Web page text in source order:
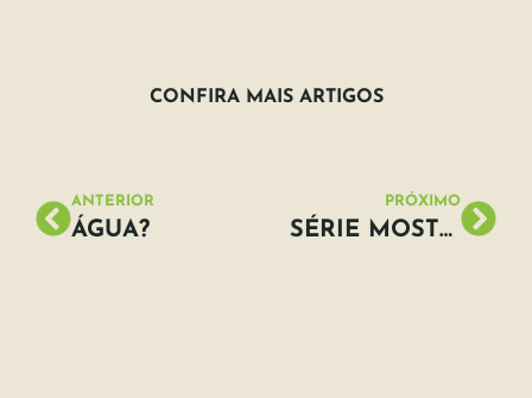
CONFIRA MAIS ARTIGOS
ANTERIOR
ÁGUA?
PRÓXIMO
SÉRIE MOSTRA O “ANTES E DEPOIS” DE GELEIRAS E O QUANTO ELAS DERRETERAM EM 100 ANOS